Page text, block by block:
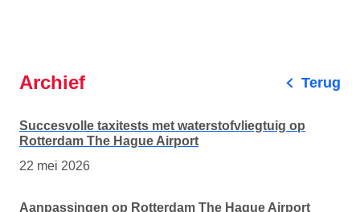
Archief Terug
Succesvolle taxitests met waterstofvliegtuig op
Rotterdam The Hague Airport
22 mei 2026
Aanpassingen op Rotterdam The Hague Airport